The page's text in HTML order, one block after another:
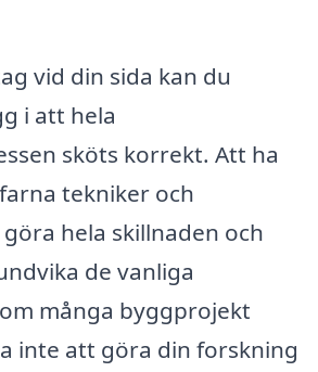
vid din sida kan du
i att hela
sköts korrekt. Att ha
tekniker och
hela skillnaden och
de vanliga
många byggprojekt
inte att göra din forskning